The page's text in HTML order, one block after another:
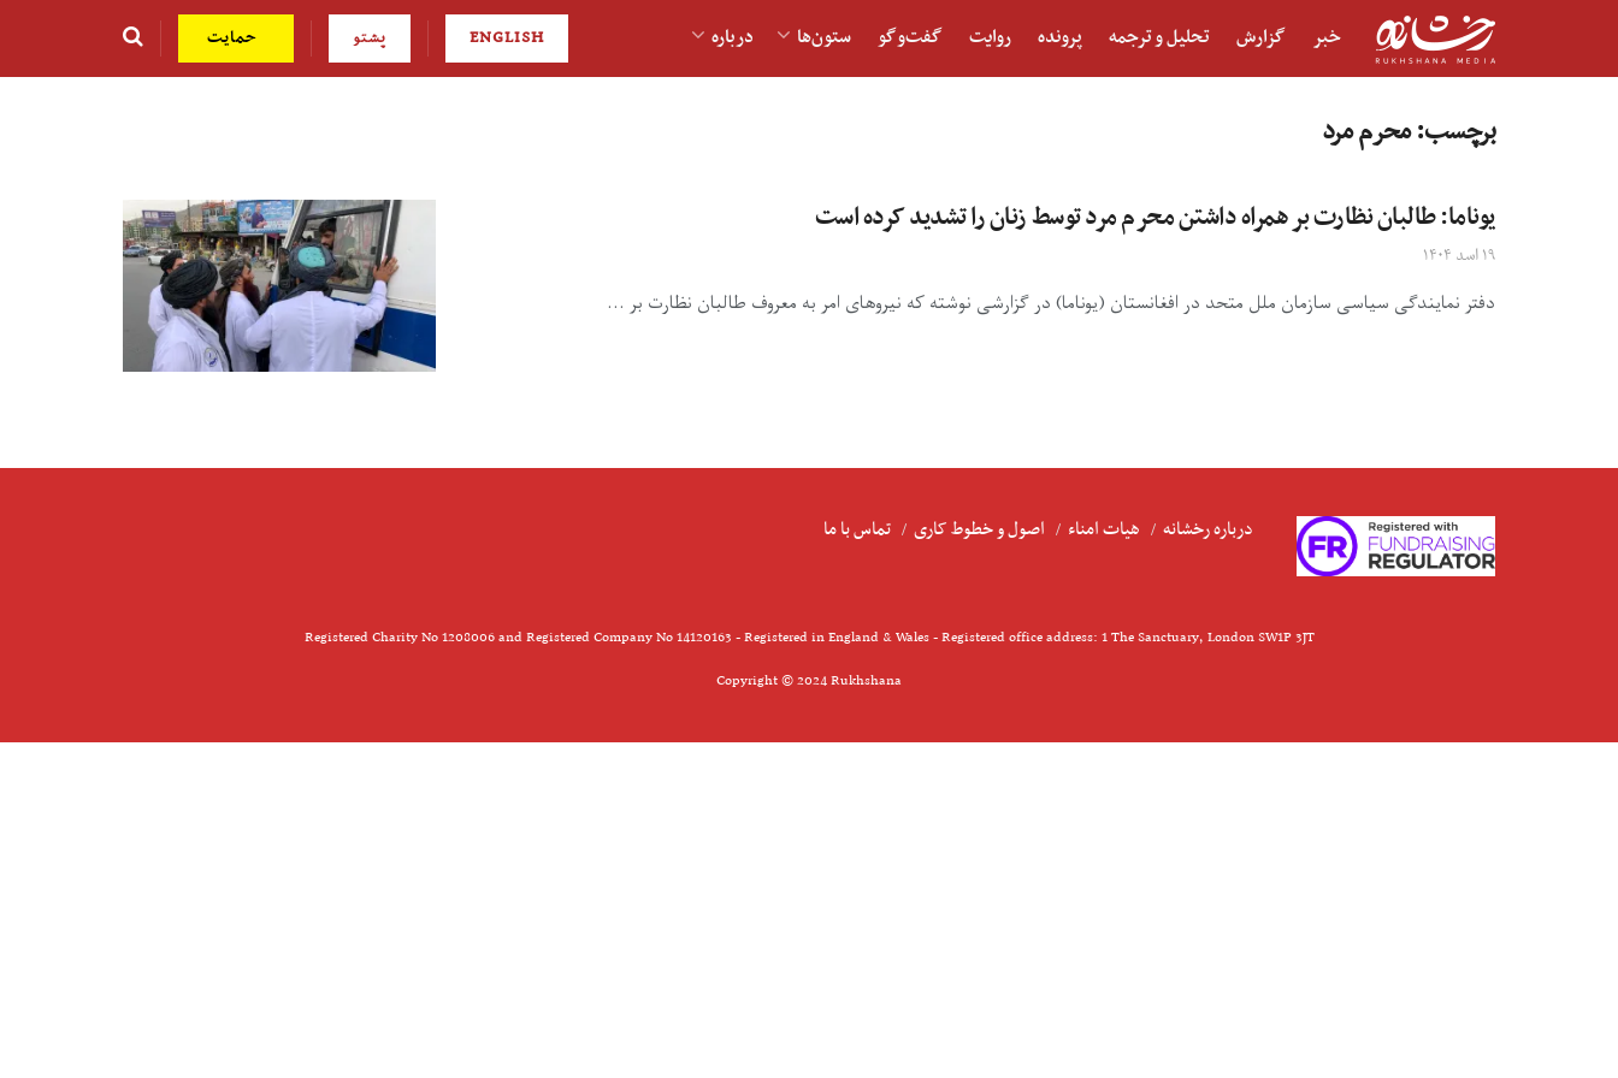
خبر گزارش تحلیل و ترجمه پرونده روایت گفت‌و‎گو ستون‌ها درباره ENGLISH پشتو حمایت
برچسب:محرم مرد
یوناما: طالبان نظارت بر همراه داشتن محرم مرد توسط زنان را تشدید کرده است
۱۹ اسد ۱۴۰۴
دفتر نمایندگی سیاسی سازمان ملل متحد در افغانستان (یوناما) در گزارشی نوشته که نیروهای امر به معروف طالبان نظارت بر ...
درباره رخشانه هیات امناء اصول و خطوط کاری تماس با ما
Registered Charity No 1208006 and Registered Company No 14120163 - Registered in England & Wales - Registered office address: 1 The Sanctuary, London SW1P 3JT
Copyright © 2024 Rukhshana